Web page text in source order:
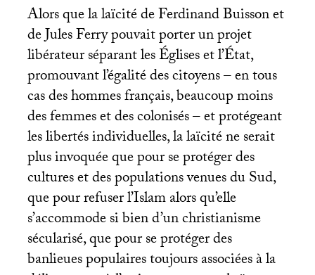
Alors que la laïcité de Ferdinand Buisson et
de Jules Ferry pouvait porter un projet
libérateur séparant les Églises et l’État,
promouvant l’égalité des citoyens – en tous
cas des hommes français, beaucoup moins
des femmes et des colonisés – et protégeant
les libertés individuelles, la laïcité ne serait
plus invoquée que pour se protéger des
cultures et des populations venues du Sud,
que pour refuser l’Islam alors qu’elle
s’accommode si bien d’un christianisme
sécularisé, que pour se protéger des
banlieues populaires toujours associées à la